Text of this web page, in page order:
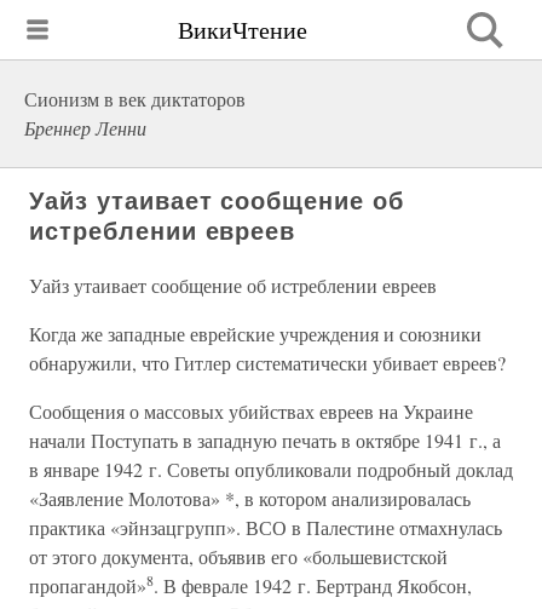
ВикиЧтение
Сионизм в век диктаторов
Бреннер Ленни
Уайз утаивает сообщение об
истреблении евреев
Уайз утаивает сообщение об истреблении евреев
Когда же западные еврейские учреждения и союзники
обнаружили, что Гитлер систематически убивает евреев?
Сообщения о массовых убийствах евреев на Украине
начали Поступать в западную печать в октябре 1941 г., а
в январе 1942 г. Советы опубликовали подробный доклад
«Заявление Молотова» *, в котором анализировалась
практика «эйнзацгрупп». ВСО в Палестине отмахнулась
от этого документа, объявив его «большевистской
пропагандой»8. В феврале 1942 г. Бертранд Якобсон,